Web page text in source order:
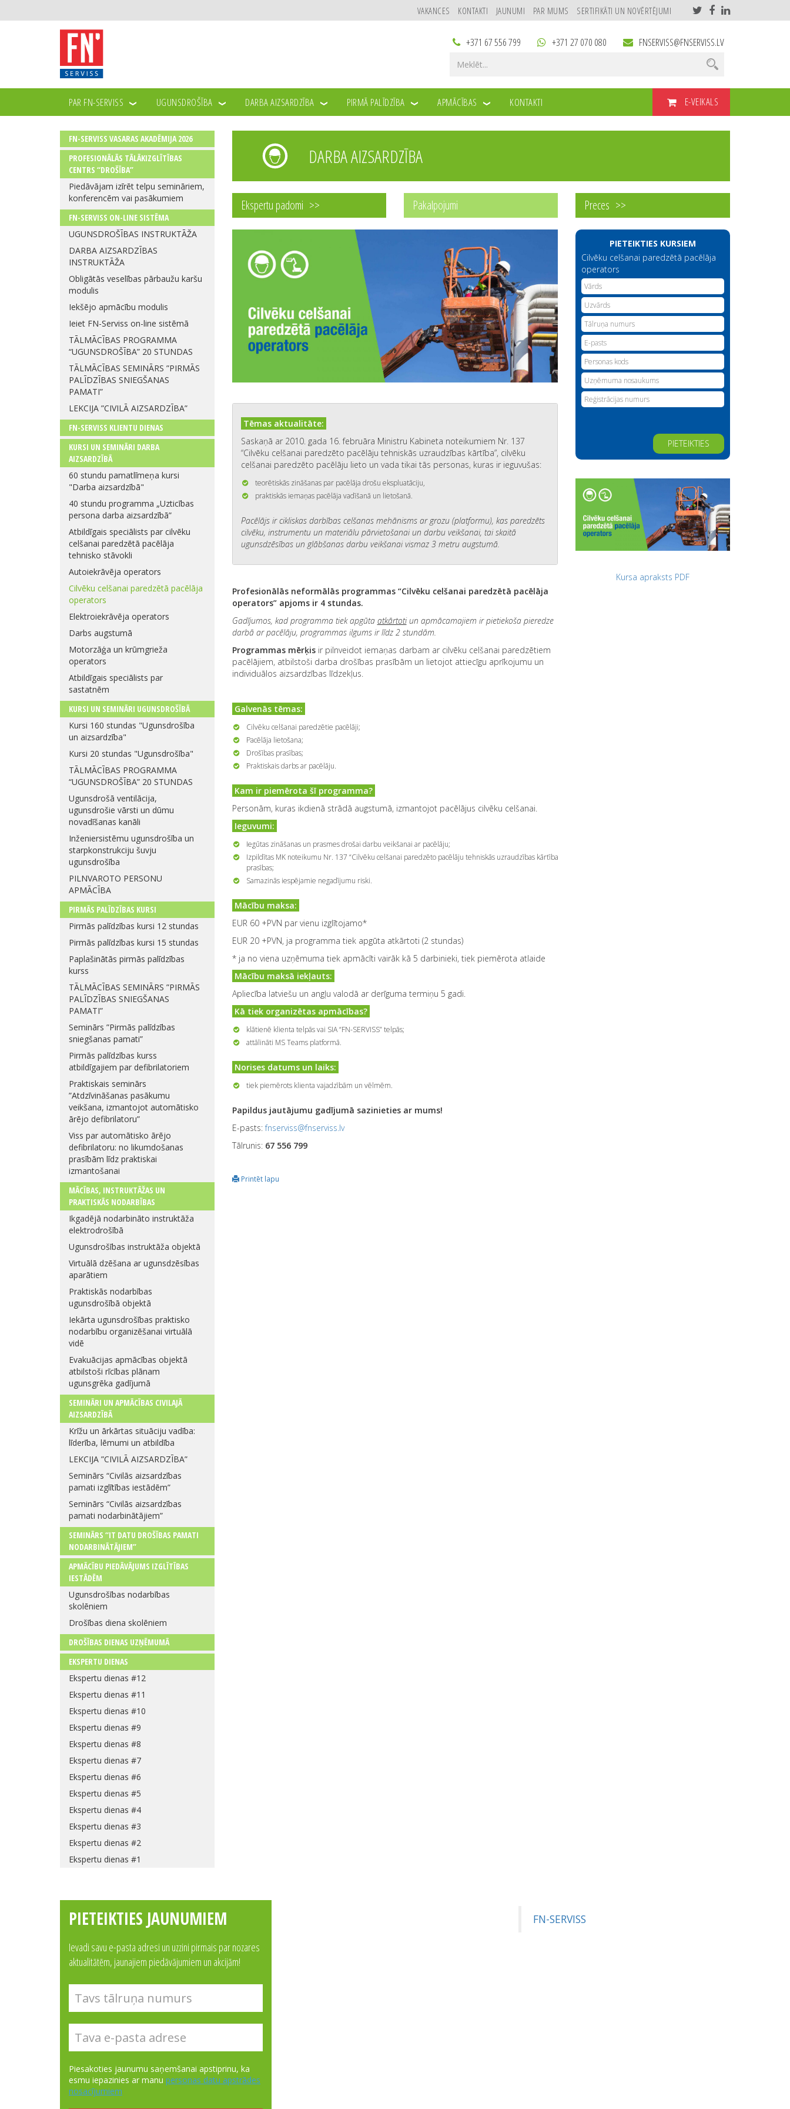
VAKANCES KONTAKTI JAUNUMI PAR MUMS SERTIFIKĀTI UN NOVĒRTĒJUMI
+371 67 556 799 +371 27 070 080 FNSERVISS@FNSERVISS.LV
PAR FN-SERVISS UGUNSDROŠĪBA DARBA AIZSARDZĪBA PIRMĀ PALĪDZĪBA APMĀCĪBAS KONTAKTI E-VEIKALS
FN-SERVISS VASARAS AKADĒMIJA 2026
PROFESIONĀLĀS TĀLĀKIZGLĪTĪBAS
CENTRS “DROŠĪBA”
Piedāvājam izīrēt telpu semināriem,
konferencēm vai pasākumiem
FN-SERVISS ON-LINE SISTĒMA
UGUNSDROŠĪBAS INSTRUKTĀŽA
DARBA AIZSARDZĪBAS
INSTRUKTĀŽA
Obligātās veselības pārbaužu karšu
modulis
Iekšējo apmācību modulis
Ieiet FN-Serviss on-line sistēmā
TĀLMĀCĪBAS PROGRAMMA
“UGUNSDROŠĪBA” 20 STUNDAS
TĀLMĀCĪBAS SEMINĀRS ”PIRMĀS
PALĪDZĪBAS SNIEGŠANAS
PAMATI”
LEKCIJA ”CIVILĀ AIZSARDZĪBA”
FN-SERVISS KLIENTU DIENAS
KURSI UN SEMINĀRI DARBA
AIZSARDZĪBĀ
60 stundu pamatlīmeņa kursi
"Darba aizsardzībā"
40 stundu programma „Uzticības
persona darba aizsardzībā”
Atbildīgais speciālists par cilvēku
celšanai paredzētā pacēlāja
tehnisko stāvokli
Autoiekrāvēja operators
Cilvēku celšanai paredzētā pacēlāja
operators
Elektroiekrāvēja operators
Darbs augstumā
Motorzāģa un krūmgrieža
operators
Atbildīgais speciālists par
sastatnēm
KURSI UN SEMINĀRI UGUNSDROŠĪBĀ
Kursi 160 stundas "Ugunsdrošība
un aizsardzība"
Kursi 20 stundas "Ugunsdrošība"
TĀLMĀCĪBAS PROGRAMMA
“UGUNSDROŠĪBA” 20 STUNDAS
Ugunsdrošā ventilācija,
ugunsdrošie vārsti un dūmu
novadīšanas kanāli
Inženiersistēmu ugunsdrošība un
starpkonstrukciju šuvju
ugunsdrošība
PILNVAROTO PERSONU
APMĀCĪBA
PIRMĀS PALĪDZĪBAS KURSI
Pirmās palīdzības kursi 12 stundas
Pirmās palīdzības kursi 15 stundas
Paplašinātās pirmās palīdzības
kurss
TĀLMĀCĪBAS SEMINĀRS ”PIRMĀS
PALĪDZĪBAS SNIEGŠANAS
PAMATI”
Seminārs ”Pirmās palīdzības
sniegšanas pamati”
Pirmās palīdzības kurss
atbildīgajiem par defibrilatoriem
Praktiskais seminārs
”Atdzīvināšanas pasākumu
veikšana, izmantojot automātisko
ārējo defibrilatoru”
Viss par automātisko ārējo
defibrilatoru: no likumdošanas
prasībām līdz praktiskai
izmantošanai
MĀCĪBAS, INSTRUKTĀŽAS UN
PRAKTISKĀS NODARBĪBAS
Ikgadējā nodarbināto instruktāža
elektrodrošībā
Ugunsdrošības instruktāža objektā
Virtuālā dzēšana ar ugunsdzēsības
aparātiem
Praktiskās nodarbības
ugunsdrošībā objektā
Iekārta ugunsdrošības praktisko
nodarbību organizēšanai virtuālā
vidē
Evakuācijas apmācības objektā
atbilstoši rīcības plānam
ugunsgrēka gadījumā
SEMINĀRI UN APMĀCĪBAS CIVILAJĀ
AIZSARDZĪBĀ
Krīžu un ārkārtas situāciju vadība:
līderība, lēmumi un atbildība
LEKCIJA ”CIVILĀ AIZSARDZĪBA”
Seminārs “Civilās aizsardzības
pamati izglītības iestādēm”
Seminārs “Civilās aizsardzības
pamati nodarbinātājiem”
SEMINĀRS “IT DATU DROŠĪBAS PAMATI
NODARBINĀTĀJIEM”
APMĀCĪBU PIEDĀVĀJUMS IZGLĪTĪBAS
IESTĀDĒM
Ugunsdrošības nodarbības
skolēniem
Drošības diena skolēniem
DROŠĪBAS DIENAS UZŅĒMUMĀ
EKSPERTU DIENAS
Ekspertu dienas #12
Ekspertu dienas #11
Ekspertu dienas #10
Ekspertu dienas #9
Ekspertu dienas #8
Ekspertu dienas #7
Ekspertu dienas #6
Ekspertu dienas #5
Ekspertu dienas #4
Ekspertu dienas #3
Ekspertu dienas #2
Ekspertu dienas #1
DARBA AIZSARDZĪBA
Ekspertu padomi Pakalpojumi Preces
Tēmas aktualitāte:
Saskaņā ar 2010. gada 16. februāra Ministru Kabineta noteikumiem Nr. 137
“Cilvēku celšanai paredzēto pacēlāju tehniskās uzraudzības kārtība”, cilvēku
celšanai paredzēto pacēlāju lieto un vada tikai tās personas, kuras ir ieguvušas:
teorētiskās zināšanas par pacēlāja drošu ekspluatāciju,
praktiskās iemaņas pacēlāja vadīšanā un lietošanā.
Pacēlājs ir cikliskas darbības celšanas mehānisms ar grozu (platformu), kas paredzēts
cilvēku, instrumentu un materiālu pārvietošanai un darbu veikšanai, tai skaitā
ugunsdzēsības un glābšanas darbu veikšanai vismaz 3 metru augstumā.
Profesionālās neformālās programmas “Cilvēku celšanai paredzētā pacēlāja
operators” apjoms ir 4 stundas.
Gadījumos, kad programma tiek apgūta atkārtotiun apmācamajiem ir pietiekoša pieredze
darbā ar pacēlāju, programmas ilgums ir līdz 2 stundām.
Programmas mērķisir pilnveidot iemaņas darbam ar cilvēku celšanai paredzētiem
pacēlājiem, atbilstoši darba drošības prasībām un lietojot attiecīgu aprīkojumu un
individuālos aizsardzības līdzekļus.
Galvenās tēmas:
Cilvēku celšanai paredzētie pacēlāji;
Pacēlāja lietošana;
Drošības prasības;
Praktiskais darbs ar pacēlāju.
Kam ir piemērota šī programma?
Personām, kuras ikdienā strādā augstumā, izmantojot pacēlājus cilvēku celšanai.
Ieguvumi:
Iegūtas zināšanas un prasmes drošai darbu veikšanai ar pacēlāju;
Izpildītas MK noteikumu Nr. 137 “Cilvēku celšanai paredzēto pacēlāju tehniskās uzraudzības kārtība
prasības;
Samazinās iespējamie negadījumu riski.
Mācību maksa:
EUR 60 +PVN par vienu izglītojamo*
EUR 20 +PVN, ja programma tiek apgūta atkārtoti (2 stundas)
* ja no viena uzņēmuma tiek apmācīti vairāk kā 5 darbinieki, tiek piemērota atlaide
Mācību maksā iekļauts:
Apliecība latviešu un angļu valodā ar derīguma termiņu 5 gadi.
Kā tiek organizētas apmācības?
klātienē klienta telpās vai SIA “FN-SERVISS” telpās;
attālināti MS Teams platformā.
Norises datums un laiks:
tiek piemērots klienta vajadzībām un vēlmēm.
Papildus jautājumu gadījumā sazinieties ar mums!
E-pasts:fnserviss@fnserviss.lv
Tālrunis: 67 556 799
PIETEIKTIES KURSIEM
Cilvēku celšanai paredzētā pacēlāja
operators
Alternative:
Kursa apraksts PDF
Printēt lapu
PIETEIKTIES JAUNUMIEM
Ievadi savu e-pasta adresi un uzzini pirmais par nozares
aktualitātēm, jaunajiem piedāvājumiem un akcijām!
Piesakoties jaunumu saņemšanai apstiprinu, ka
esmu iepazinies ar manu personas datu apstrādes
nosacījumiem
FN-SERVISS